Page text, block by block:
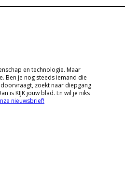
en technologie. Maar
Ben je nog steeds iemand die
zoekt naar diepgang
is KIJK jouw blad. En wil je niks
nieuwsbrief!